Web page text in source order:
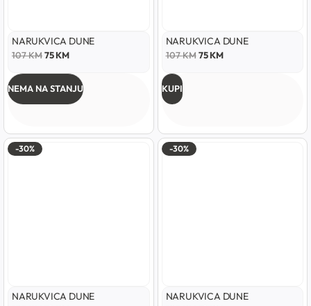
NARUKVICA DUNE
107KM75KM
NEMA NA STANJU
NARUKVICA DUNE
107KM 75KM
KUPI
-30%
NARUKVICA DUNE
-30%
NARUKVICA DUNE